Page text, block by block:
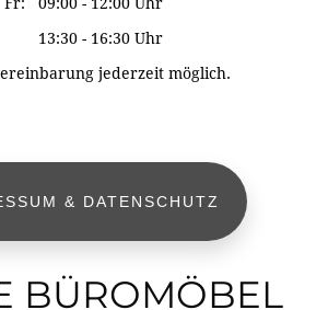
Fr: 09:00 - 12:00 Uhr
13:30 - 16:30 Uhr
jederzeit möglich.
& DATENSCHUTZ
BÜROMÖBEL